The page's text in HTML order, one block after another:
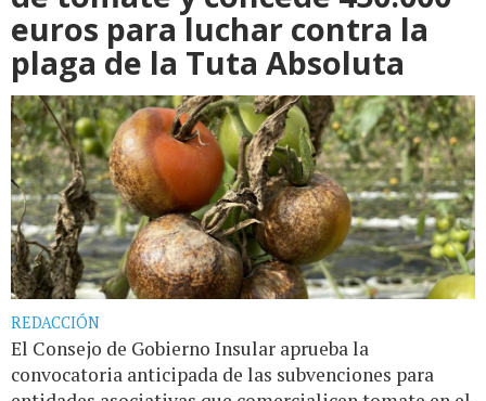
euros para luchar contra la
plaga de la Tuta Absoluta
REDACCIÓN
El Consejo de Gobierno Insular aprueba la
convocatoria anticipada de las subvenciones para